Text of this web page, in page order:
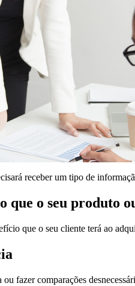
receber um tipo de
que o seu produto
que o seu cliente terá ao
fazer comparações